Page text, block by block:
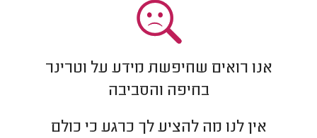
אנו רואים שחיפשת מידע על וטרינר
בחיפה והסביבה
אין לנו מה להציע לך כרגע כי כולם